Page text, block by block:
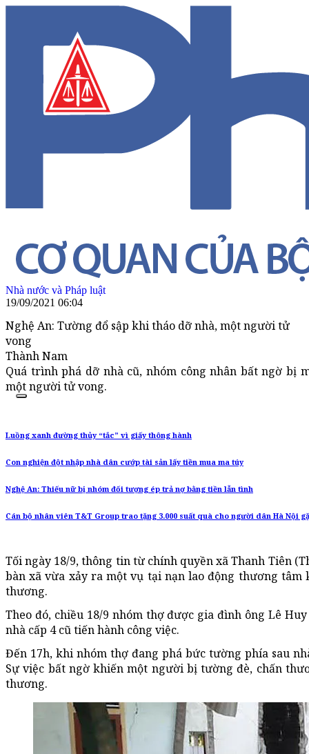
Nhà nước và Pháp luật
19/09/2021 06:04
Nghệ An: Tường đổ sập khi tháo dỡ nhà, một người tử
vong
Thành Nam
Quá trình phá dỡ nhà cũ, nhóm công nhân bất ngờ bị
một người tử vong.
Luồng xanh đường thủy “tắc” vì giấy thông hành
Con nghiện đột nhập nhà dân cướp tài sản lấy tiền mua ma túy
Nghệ An: Thiếu nữ bị nhóm đối tượng ép trả nợ bằng tiền lẫn tình
Cán bộ nhân viên T&T Group trao tặng 3.000 suất quà cho người dân Hà Nội
Tối ngày 18/9, thông tin từ chính quyền xã Thanh Tiên
bàn xã vừa xảy ra một vụ tại nạn lao động thương
thương.
Theo đó, chiều 18/9 nhóm thợ được gia đình ông Lê
nhà cấp 4 cũ tiến hành công việc.
Đến 17h, khi nhóm thợ đang phá bức tường phía sau
Sự việc bất ngờ khiến một người bị tường đè, chấn
thương.